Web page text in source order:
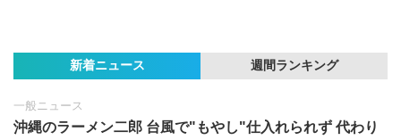
新着ニュース 週間ランキング
一般ニュース
沖縄のラーメン二郎 台風で"もやし"仕入れられず 代わり